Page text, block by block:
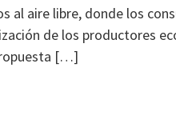
aire libre, donde los
de los productores
[…]